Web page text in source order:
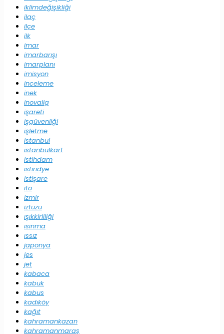
iklimdeğişikliği
ilaç
ilçe
ilk
imar
imarbarışı
imarplanı
imisyon
inceleme
inek
inovalig
işareti
işgüvenliği
işletme
istanbul
istanbulkart
istihdam
istiridye
istişare
ito
izmir
iztuzu
ışıkkirliliği
ısınma
ıssız
japonya
jes
jet
kabaca
kabuk
kabus
kadıköy
kağıt
kahramankazan
kahramanmaraş